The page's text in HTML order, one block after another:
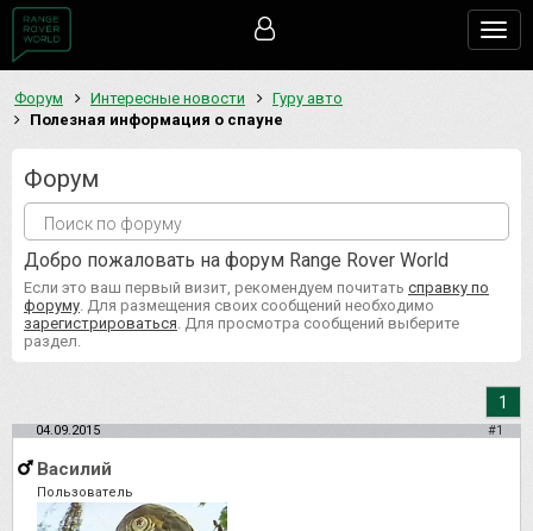
Форум Интересные новости
Гуру авто
Полезная информация о спауне
Форум
Добро пожаловать на форум Range Rover World
Если это ваш первый визит, рекомендуем почитать справку по
форуму . Для размещения своих сообщений необходимо
зарегистрироваться . Для просмотра сообщений выберите
раздел.
1
04.09.2015 #1
Василий
Пользователь